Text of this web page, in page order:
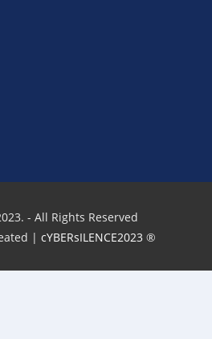
- All Rights Reserved
| cYBERsILENCE2023®